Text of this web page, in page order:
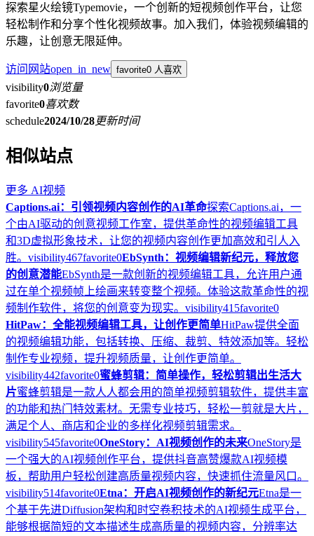
探索星火绘镜Typemovie，一个创新的短视频创作平台，让您
轻松制作和分享个性化视频故事。加入我们，体验视频编辑的
乐趣，让创意无限延伸。
访问网站open_in_new favorite0 人喜欢
visibility0浏览量
favorite0喜欢数
schedule2024/10/28更新时间
相似站点
更多 AI视频
Captions.ai：引领视频内容创作的AI革命探索Captions.ai，一
个由AI驱动的创意视频工作室，提供革命性的视频编辑工具
和3D虚拟形象技术，让您的视频内容创作更加高效和引人入
胜。 visibility467favorite0EbSynth：视频编辑新纪元，释放您
的创意潜能EbSynth是一款创新的视频编辑工具，允许用户通
过在单个视频帧上绘画来转变整个视频。体验这款革命性的视
频制作软件，将您的创意变为现实。 visibility415favorite0
HitPaw：全能视频编辑工具，让创作更简单HitPaw提供全面
的视频编辑功能，包括转换、压缩、裁剪、特效添加等。轻松
制作专业视频，提升视频质量，让创作更简单。
visibility442favorite0蜜蜂剪辑：简单操作，轻松剪辑出生活大
片蜜蜂剪辑是一款人人都会用的简单视频剪辑软件，提供丰富
的功能和热门特效素材。无需专业技巧，轻松一剪就是大片，
满足个人、商店和企业的多样化视频剪辑需求。
visibility545favorite0OneStory：AI视频创作的未来OneStory是
一个强大的AI视频创作平台，提供抖音高赞爆款AI视频模
板，帮助用户轻松创建高质量视频内容，快速抓住流量风口。
visibility514favorite0Etna：开启AI视频创作的新纪元Etna是一
个基于先进Diffusion架构和时空卷积技术的AI视频生成平台，
能够根据简短的文本描述生成高质量的视频内容，分辨率达